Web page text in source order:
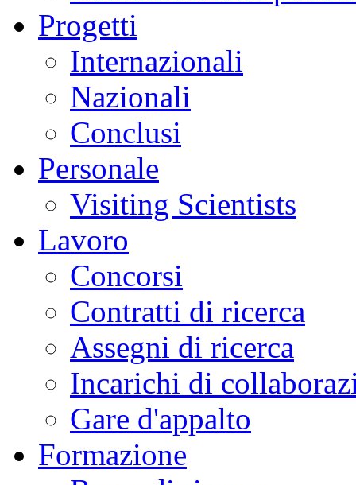
Progetti
Internazionali
Nazionali
Conclusi
Personale
Visiting Scientists
Lavoro
Concorsi
Contratti di ricerca
Assegni di ricerca
Incarichi di
Gare d'appalto
Formazione